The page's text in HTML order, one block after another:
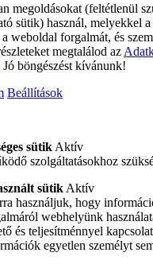
megoldásokat (feltétlenül
sütik) használ, melyekkel
weboldal forgalmát, és
megtalálod az
Jó böngészést kívánunk!
Beállítások
sütik Aktív
szolgáltatásokhoz
sütik Aktív
használjuk, hogy
webhelyünk
és teljesítménnyel
egyetlen személyt